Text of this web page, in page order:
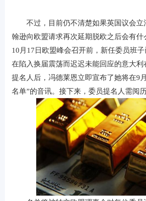
不过，目前仍不清楚如果英国议会立
翰逊向欧盟请求再次延期脱欧之后会有什
10月17日欧盟峰会召开前，新任委员班子
在陷入换届震荡而迟迟未能回应的意大利
提名人后，冯德莱恩立即宣布了她将在9
名单”的音讯。接下来，委员提名人需阅